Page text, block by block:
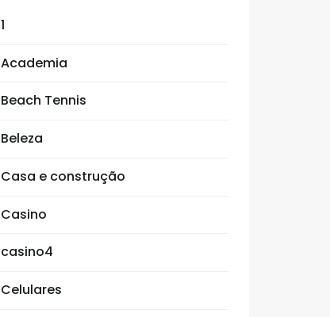
1
Academia
Beach Tennis
Beleza
Casa e construção
Casino
casino4
Celulares